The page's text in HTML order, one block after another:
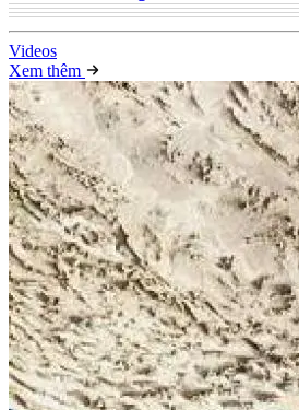
Videos
Xem thêm